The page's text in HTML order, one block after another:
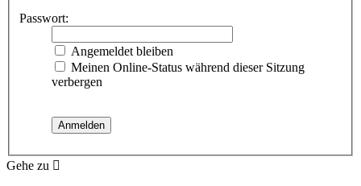
Passwort:
Angemeldet bleiben
Meinen Online-Status während dieser Sitzung
verbergen
Gehe zu